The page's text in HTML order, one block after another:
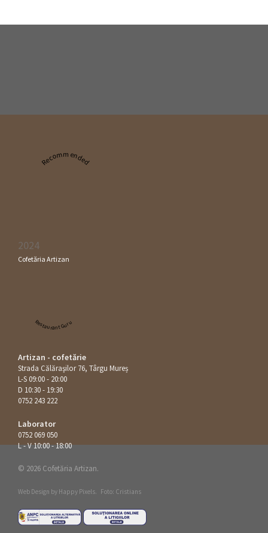
Recommended
2024
Cofetăria Artizan
Restaurant Guru
Artizan - cofetărie
Strada Călăraşilor 76, Târgu Mureș
L-S 09:00 - 20:00
D 10:30 - 19:30
0752 243 222
Laborator
0752 069 050
L - V 10:00 - 18:00
© 2026 Cofetăria Artizan.
Web Design by Happy Pixels. Foto: Cristians